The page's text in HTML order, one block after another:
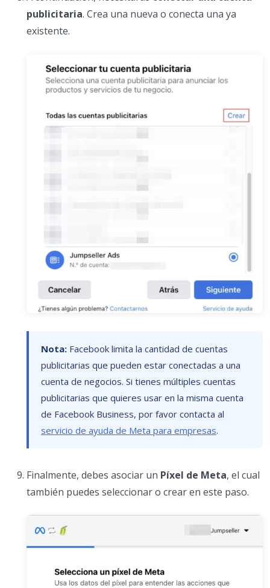
publicitaria. Crea una nueva o conecta una ya
existente.
Nota: Facebook limita la cantidad de cuentas
publicitarias que pueden estar conectadas a una
cuenta de negocios. Si tienes múltiples cuentas
publicitarias que quieres usar en la misma cuenta
de Facebook Business, por favor contacta al
servicio de ayuda de Meta para empresas.
Finalmente, debes asociar un Píxel de Meta, el cual
también puedes seleccionar o crear en este paso.